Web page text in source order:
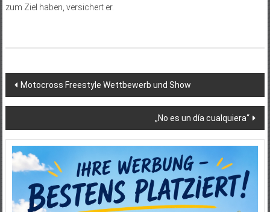
zum Ziel haben, versichert er.
Beitragsnavigation
Motocross Freestyle Wettbewerb und Show
„No es un día cualquiera“